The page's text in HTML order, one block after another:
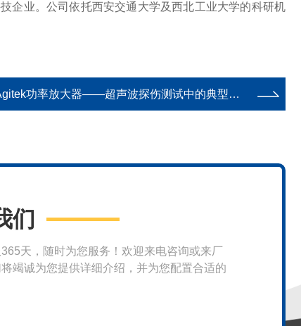
企业。公司依托西安交通大学及西北工业大学的科研机
功率放大器——超声波探伤测试中的典型应用
们
天，随时为您服务！欢迎来电咨询或来厂
竭诚为您提供详细介绍，并为您配置合适的